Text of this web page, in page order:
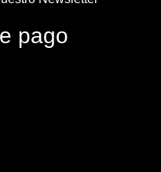
pago